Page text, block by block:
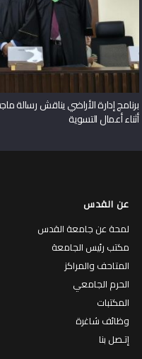
برنامج إدارة الأراضي يناقش رسالة
أثناء أعمال التسوية
عن القدس
لمحة عن جامعة القدس
مكتب رئيس الجامعة
المتاحف والمراكز
الحرم الجامعي
المكتبات
وظائف شاغرة
إتـصل بنا